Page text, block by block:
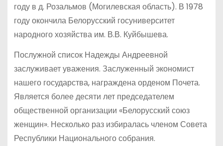
году в д. Розальмов (Могилевская область). В 1978
году окончила Белорусский госуниверситет
народного хозяйства им. В.В. Куйбышева.
Послужной список Надежды Андреевной
заслуживает уважения. Заслуженный экономист
нашего государства, награждена орденом Почета.
Является более десяти лет председателем
общественной организации «Белорусский союз
женщин». Несколько раз избиралась членом Совета
Республики Национального собрания.